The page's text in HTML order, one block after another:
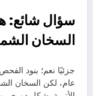
سؤال شائع:
السخان
جزئيًا نعم؛ بنود
عام، لكن السخان